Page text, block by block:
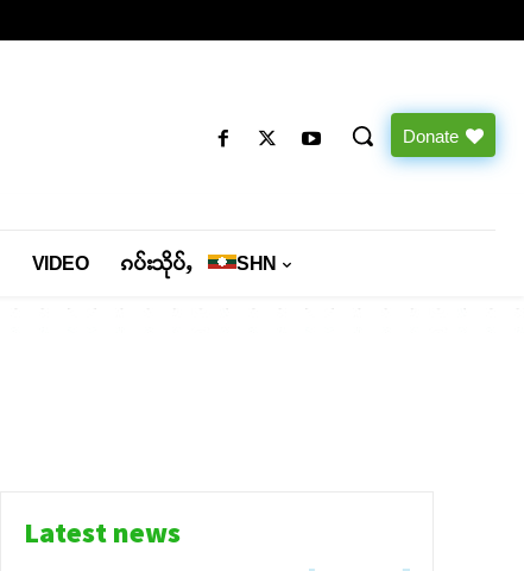
Donate
VIDEO ၵပ်းသိုပ်ႇ SHN
Latest news